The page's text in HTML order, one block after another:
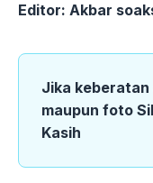
Editor: Akbar
Jika
maupun foto
Kasih